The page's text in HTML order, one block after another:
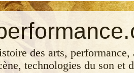
des arts,
technologies du son et